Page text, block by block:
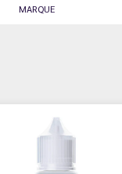
MARQUE